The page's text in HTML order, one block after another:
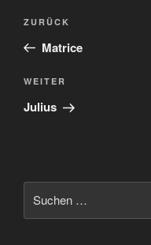
Beitragsnavigation
Vorheriger
Beitrag
ZURÜCK
Matrice
Nächster
Beitrag
WEITER
Julius
nach: